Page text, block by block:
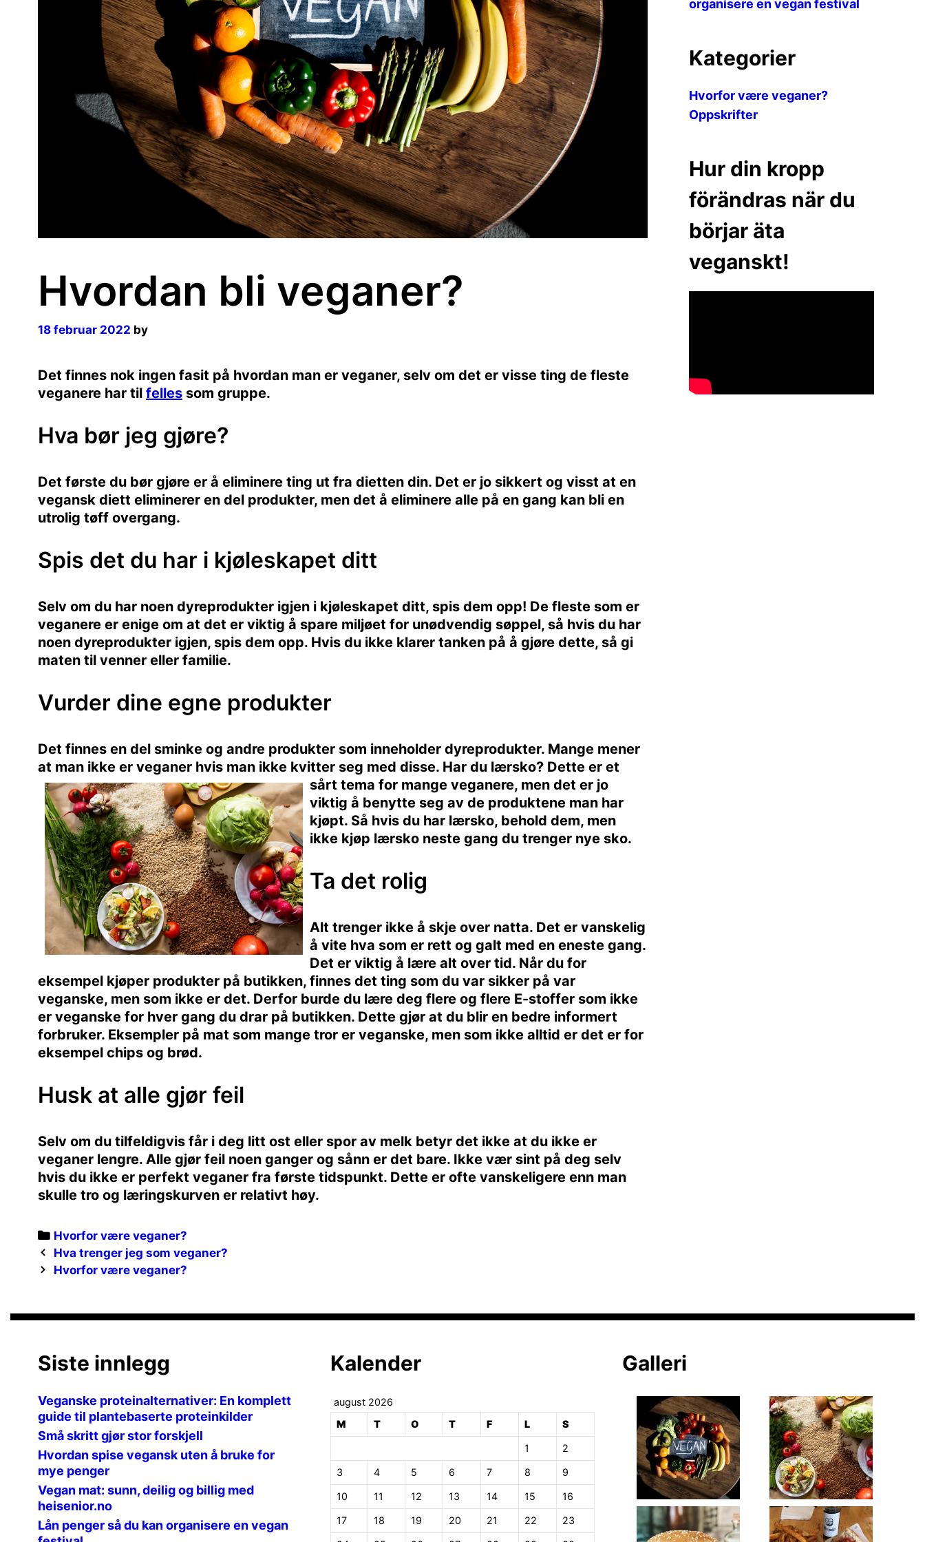
Hvordan bli veganer?
18 februar 2022 by
Det finnes nok ingen fasit på hvordan man er veganer, selv om det er visse ting de fleste
veganere har til felles som gruppe.
Hva bør jeg gjøre?
Det første du bør gjøre er å eliminere ting ut fra dietten din. Det er jo sikkert og visst at en
vegansk diett eliminerer en del produkter, men det å eliminere alle på en gang kan bli en
utrolig tøff overgang.
Spis det du har i kjøleskapet ditt
Selv om du har noen dyreprodukter igjen i kjøleskapet ditt, spis dem opp! De fleste som er
veganere er enige om at det er viktig å spare miljøet for unødvendig søppel, så hvis du har
noen dyreprodukter igjen, spis dem opp. Hvis du ikke klarer tanken på å gjøre dette, så gi
maten til venner eller familie.
Vurder dine egne produkter
Det finnes en del sminke og andre produkter som inneholder dyreprodukter. Mange mener
at man ikke er veganer hvis man ikke kvitter seg med disse. Har du lærsko? Dette er et
sårt tema for mange veganere, men det er jo
viktig å benytte seg av de produktene man har
kjøpt. Så hvis du har lærsko, behold dem, men
ikke kjøp lærsko neste gang du trenger nye sko.
Ta det rolig
Alt trenger ikke å skje over natta. Det er vanskelig
å vite hva som er rett og galt med en eneste gang.
Det er viktig å lære alt over tid. Når du for
eksempel kjøper produkter på butikken, finnes det ting som du var sikker på var
veganske, men som ikke er det. Derfor burde du lære deg flere og flere E-stoffer som ikke
er veganske for hver gang du drar på butikken. Dette gjør at du blir en bedre informert
forbruker. Eksempler på mat som mange tror er veganske, men som ikke alltid er det er for
eksempel chips og brød.
Husk at alle gjør feil
Selv om du tilfeldigvis får i deg litt ost eller spor av melk betyr det ikke at du ikke er
veganer lengre. Alle gjør feil noen ganger og sånn er det bare. Ikke vær sint på deg selv
hvis du ikke er perfekt veganer fra første tidspunkt. Dette er ofte vanskeligere enn man
skulle tro og læringskurven er relativt høy.
Categories
Hvorfor være veganer?
Post
navigation
Hva trenger jeg som veganer?
Hvorfor være veganer?
organisere en vegan festival
Kategorier
Hvorfor være veganer?
Oppskrifter
Hur din kropp
förändras när du
börjar äta
veganskt!
Siste innlegg
Veganske proteinalternativer: En komplett
guide til plantebaserte proteinkilder
Små skritt gjør stor forskjell
Hvordan spise vegansk uten å bruke for
mye penger
Vegan mat: sunn, deilig og billig med
heisenior.no
Lån penger så du kan organisere en vegan
Kalender
august 2026
M
T O T F L S
1 2
3 4 5 6 7 8 9
10 11 12 13 14 15 16
17 18 19 20 21 22 23
Galleri